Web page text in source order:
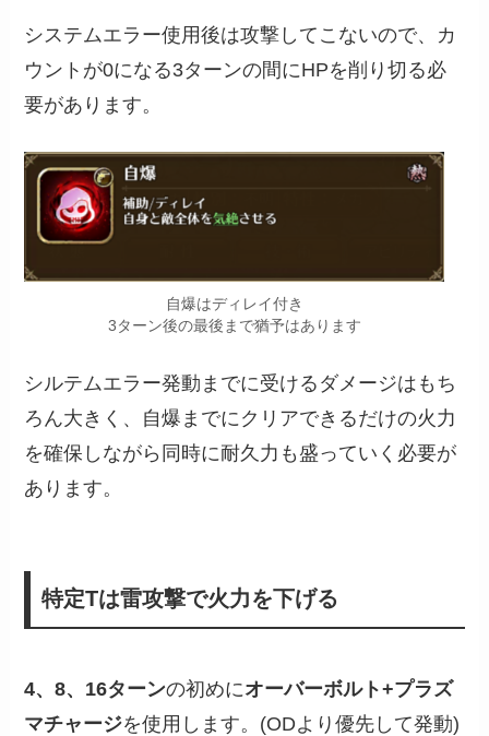
システムエラー使用後は攻撃してこないので、カ
ウントが0になる3ターンの間にHPを削り切る必
要があります。
自爆はディレイ付き
3ターン後の最後まで猶予はあります
シルテムエラー発動までに受けるダメージはもち
ろん大きく、自爆までにクリアできるだけの火力
を確保しながら同時に耐久力も盛っていく必要が
あります。
特定Tは雷攻撃で火力を下げる
4、8、16ターンの初めにオーバーボルト+プラズ
マチャージを使用します。(ODより優先して発動)